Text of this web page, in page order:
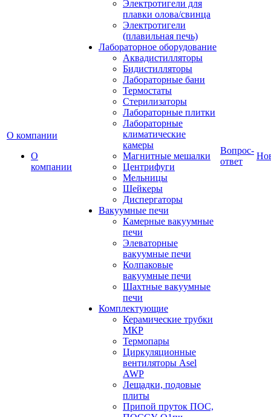
О компании
О
компании
Электротигели для
плавки олова/свинца
Электротигели
(плавильная печь)
Лабораторное оборудование
Аквадистилляторы
Бидистилляторы
Лабораторные бани
Термостаты
Стерилизаторы
Лабораторные плитки
Лабораторные
климатические
камеры
Магнитные мешалки
Центрифуги
Мельницы
Шейкеры
Диспергаторы
Вакуумные печи
Камерные вакуумные
печи
Элеваторные
вакуумные печи
Колпаковые
вакуумные печи
Шахтные вакуумные
печи
Комплектующие
Керамические трубки
МКР
Термопары
Циркуляционные
вентиляторы Asel
AWP
Лещадки, подовые
плиты
Припой пруток ПОС,
Вопрос-
ответ